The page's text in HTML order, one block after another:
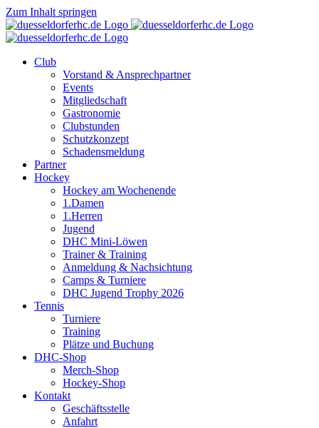
Zum Inhalt springen
Club
Vorstand & Ansprechpartner
Events
Mitgliedschaft
Gastronomie
Clubstunden
Schutzkonzept
Schadensmeldung
Partner
Hockey
Hockey am Wochenende
1.Damen
1.Herren
Jugend
DHC Mini-Löwen
Trainer & Training
Anmeldung & Nachsichtung
Camps & Turniere
DHC Jugend Trophy 2026
Tennis
Turniere
Training
Plätze und Buchung
DHC-Shop
Merch-Shop
Hockey-Shop
Kontakt
Geschäftsstelle
Anfahrt